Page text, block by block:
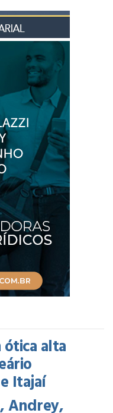
alta
Itajaí
Andrey,